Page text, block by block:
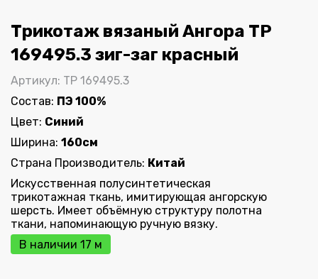
Трикотаж вязаный Ангора ТР
169495.3 зиг-заг красный
Артикул: ТР 169495.3
Состав: ПЭ 100%
Цвет: Синий
Ширина: 160см
Страна Производитель: Китай
Искусственная полусинтетическая
трикотажная ткань, имитирующая ангорскую
шерсть. Имеет объёмную структуру полотна
ткани, напоминающую ручную вязку.
В наличии 17 м